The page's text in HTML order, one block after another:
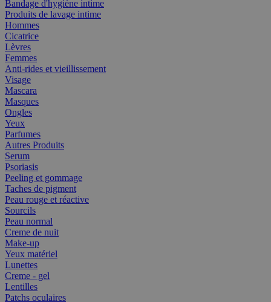
Bandage d'hygiène intime
Produits de lavage intime
Hommes
Cicatrice
Lèvres
Femmes
Anti-rides et vieillissement
Visage
Mascara
Masques
Ongles
Yeux
Parfumes
Autres Produits
Serum
Psoriasis
Peeling et gommage
Taches de pigment
Peau rouge et réactive
Sourcils
Peau normal
Creme de nuit
Make-up
Yeux matériel
Lunettes
Creme - gel
Lentilles
Patchs oculaires